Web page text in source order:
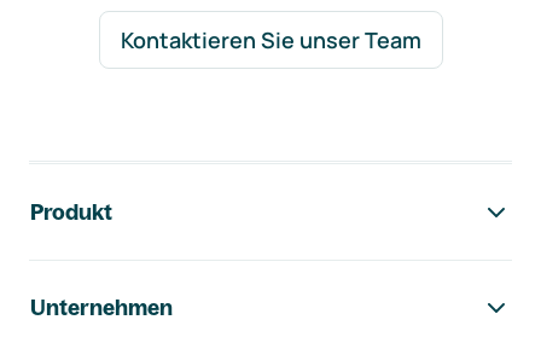
Kontaktieren Sie unser Team
Produkt
Unternehmen